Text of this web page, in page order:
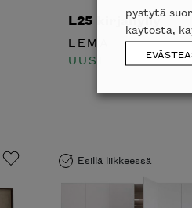
L25 kirjahylly
LEMA
UUSI
Esillä liikkeessä
pystytä
käytöstä,